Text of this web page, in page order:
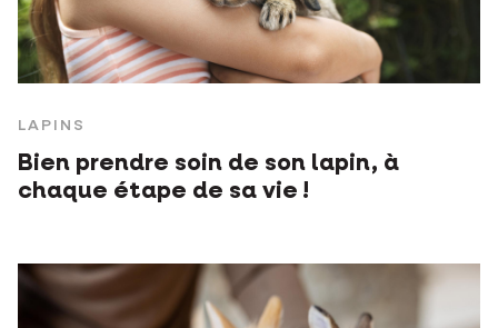
LAPINS
Bien prendre soin de son lapin, à
chaque étape de sa vie !